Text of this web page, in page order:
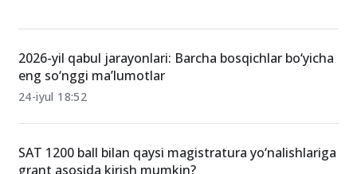
2026-yil qabul jarayonlari: Barcha bosqichlar bo‘yicha
eng so‘nggi ma’lumotlar
24-iyul 18:52
SAT 1200 ball bilan qaysi magistratura yo‘nalishlariga
grant asosida kirish mumkin?